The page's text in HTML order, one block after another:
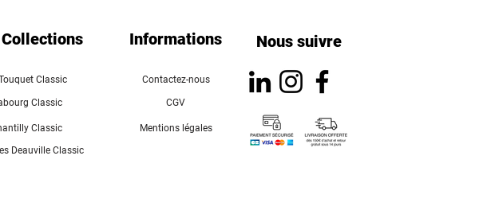
Classic
Classic
Classic
Deauville Classic
Informations
Contactez-nous
CGV
Mentions légales
Nous suivre